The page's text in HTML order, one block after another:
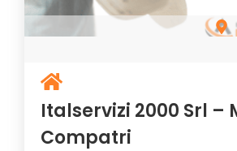
Italservizi 2000 Srl –
Compatri